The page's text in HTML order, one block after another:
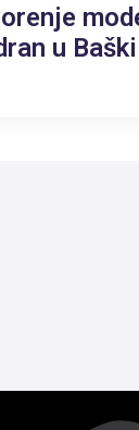
u Baški